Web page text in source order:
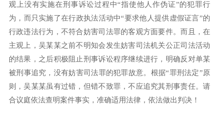
观上没有实施在刑事诉讼过程中“指使他人作伪证”的犯罪行
为，而只实施了在行政执法活动中“要求他人提供虚假证言”的
行政违法行为，不符合妨害司法罪的客观方面要件。而且，在
主观上，吴某某之前不明知会发生妨害司法机关公正司法活动
的结果，之后积极阻止刑事诉讼程序继续进行，明确反对单某
被刑事追究，没有妨害司法罪的犯罪故意。根据“罪刑法定”原
则，吴某某虽有过错，但错不致罪，不应追究其刑事责任。请
合议庭依法查明案件事实，准确适用法律，依法做出判决！